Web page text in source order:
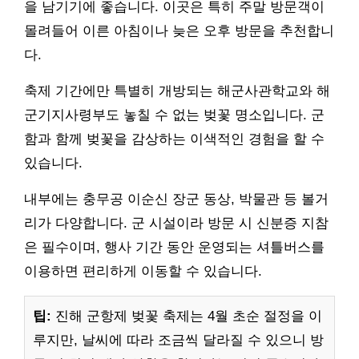
을 남기기에 좋습니다. 이곳은 특히 주말 방문객이
몰려들어 이른 아침이나 늦은 오후 방문을 추천합니
다.
축제 기간에만 특별히 개방되는 해군사관학교와 해
군기지사령부도 놓칠 수 없는 벚꽃 명소입니다. 군
함과 함께 벚꽃을 감상하는 이색적인 경험을 할 수
있습니다.
내부에는 충무공 이순신 장군 동상, 박물관 등 볼거
리가 다양합니다. 군 시설이라 방문 시 신분증 지참
은 필수이며, 행사 기간 동안 운영되는 셔틀버스를
이용하면 편리하게 이동할 수 있습니다.
팁: 진해 군항제 벚꽃 축제는 4월 초순 절정을 이
루지만, 날씨에 따라 조금씩 달라질 수 있으니 방